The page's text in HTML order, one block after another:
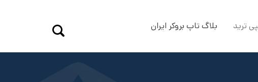
ترید بلاگ تاپ بروکر ایران